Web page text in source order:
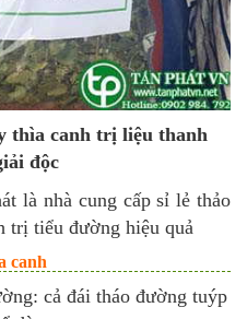
thìa canh trị liệu thanh
độc
là nhà cung cấp sỉ lẻ thảo
trị tiểu đường hiệu quả
canh
cả đái tháo đường tuýp